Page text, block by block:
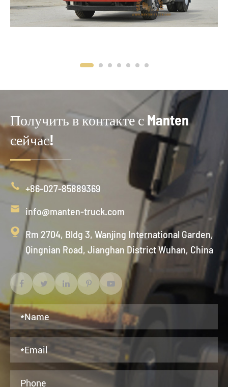
Получить в контакте с Manten
сейчас!
 +86-027-85889369
 info@manten-truck.com

Rm 2704, Bldg 3, Wanjing International Garden,
Qingnian Road, Jianghan District Wuhan, China